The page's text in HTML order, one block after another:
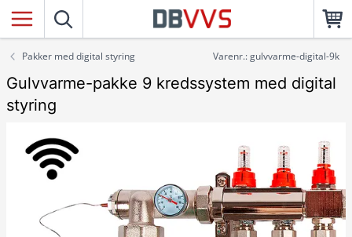
Pakker med digital styring Varenr.: gulvvarme-digital-9k
Gulvvarme-pakke 9 kredssystem med digital
styring